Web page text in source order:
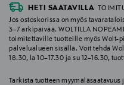
HETI SAATAVILLA
Jos ostoskorissa on myös
3–7 arkipäivää. WOLTILLA
toimitettaville tuotteille myös Wolt-
palvelualueen sisällä. Voit tehdä
18.30, la 10–17.30 ja su 12–16.30,
Tarkista tuotteen